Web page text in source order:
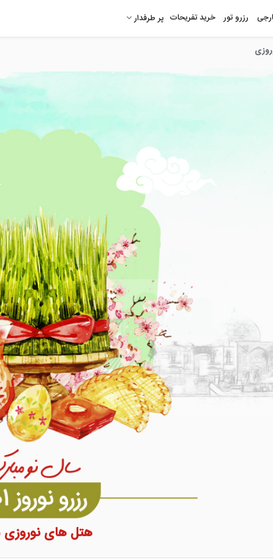
رزرو تور خرید تفریحات پر طرفدار
هتل های نوروزی 1405